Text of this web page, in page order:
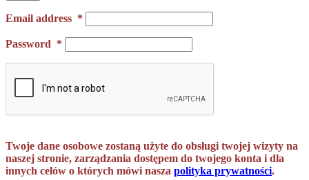
Email address *
Password *
Twoje dane osobowe zostaną użyte do obsługi twojej wizyty na
naszej stronie, zarządzania dostępem do twojego konta i dla
innych celów o których mówi nasza polityka prywatności.